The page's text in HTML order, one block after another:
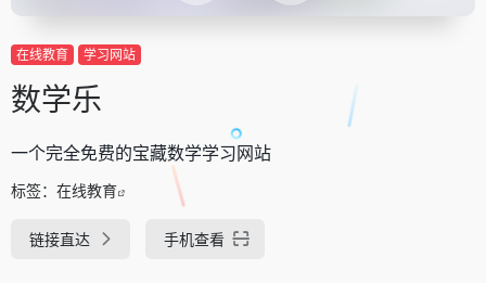
在线教育 学习网站
数学乐
一个完全免费的宝藏数学学习网站
标签： 在线教育
链接直达 手机查看